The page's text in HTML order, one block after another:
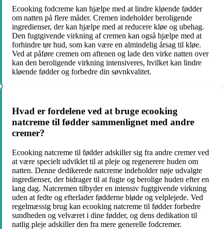
Ecooking fodcreme kan hjælpe med at lindre kløende fødder
om natten på flere måder. Cremen indeholder beroligende
ingredienser, der kan hjælpe med at reducere kløe og ubehag.
Den fugtgivende virkning af cremen kan også hjælpe med at
forhindre tør hud, som kan være en almindelig årsag til kløe.
Ved at påføre cremen om aftenen og lade den virke natten over
kan den beroligende virkning intensiveres, hvilket kan lindre
kløende fødder og forbedre din søvnkvalitet.
Hvad er fordelene ved at bruge ecooking
natcreme til fødder sammenlignet med andre
cremer?
Ecooking natcreme til fødder adskiller sig fra andre cremer ved
at være specielt udviklet til at pleje og regenerere huden om
natten. Denne dedikerede natcreme indeholder nøje udvalgte
ingredienser, der bidrager til at fugte og berolige huden efter en
lang dag. Natcremen tilbyder en intensiv fugtgivende virkning
uden at fedte og efterlader fødderne bløde og velplejede. Ved
regelmæssig brug kan ecooking natcreme til fødder forbedre
sundheden og velværet i dine fødder, og dens dedikation til
natlig pleje adskiller den fra mere generelle fodcremer.